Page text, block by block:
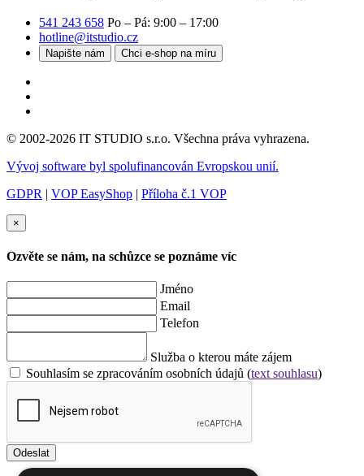
541 243 658 Po – Pá: 9:00 – 17:00
hotline@itstudio.cz
Napište nám Chci e-shop na míru
© 2002-2026 IT STUDIO s.r.o. Všechna práva vyhrazena.
Vývoj software byl spolufinancován Evropskou unií.
GDPR | VOP EasyShop | Příloha č.1 VOP
×
Ozvěte se nám, na schůzce se poznáme víc
Jméno
Email
Telefon
Služba o kterou máte zájem
Souhlasím se zpracováním osobních údajů (text souhlasu)
Odeslat